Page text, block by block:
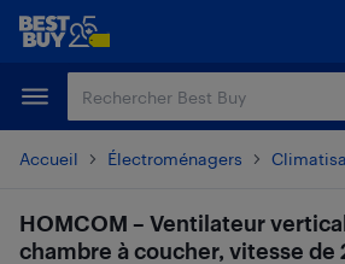
Passer
principal
Passer
Accueil Électroménagers
HOMCOM – Ventilateur
chambre à coucher, vitesse de